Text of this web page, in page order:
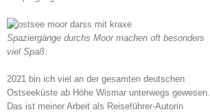
Spaziergänge durchs Moor machen oft besonders
viel Spaß.
2021 bin ich viel an der gesamten deutschen
Ostseeküste ab Höhe Wismar unterwegs gewesen.
Das ist meiner Arbeit als Reiseführer-Autorin